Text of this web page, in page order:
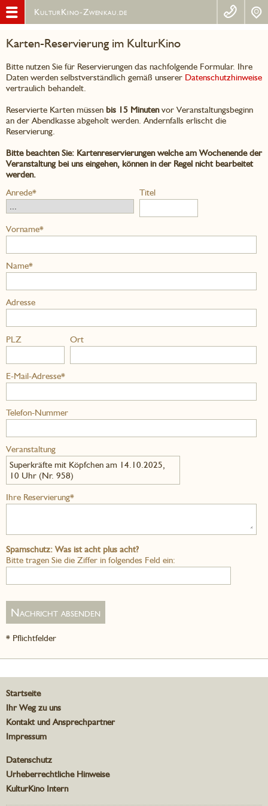
KulturKino-Zwenkau.de
Karten-Reservierung im KulturKino
Bitte nutzen Sie für Reservierungen das nachfolgende Formular. Ihre
Daten werden selbstverständlich gemäß unserer Datenschutzhinweise
vertraulich behandelt.
Reservierte Karten müssen bis 15 Minutenvor Veranstaltungsbeginn
an der Abendkasse abgeholt werden. Andernfalls erlischt die
Reservierung.
Bitte beachten Sie: Kartenreservierungen welche am Wochenende der
Veranstaltung bei uns eingehen, können in der Regel nicht bearbeitet
werden.
Anrede*
Titel
Vorname*
Name*
Adresse
PLZ Ort
E-Mail-Adresse*
Telefon-Nummer
Veranstaltung
Superkräfte mit Köpfchen am 14.10.2025,
10 Uhr (Nr. 958)
Ihre Reservierung*
Spamschutz: Was ist acht plus acht?
Bitte tragen Sie die Ziffer in folgendes Feld ein:
* Pflichtfelder
Startseite
Ihr Weg zu uns
Kontakt und Ansprechpartner
Impressum
Datenschutz
Urheberrechtliche Hinweise
KulturKino Intern